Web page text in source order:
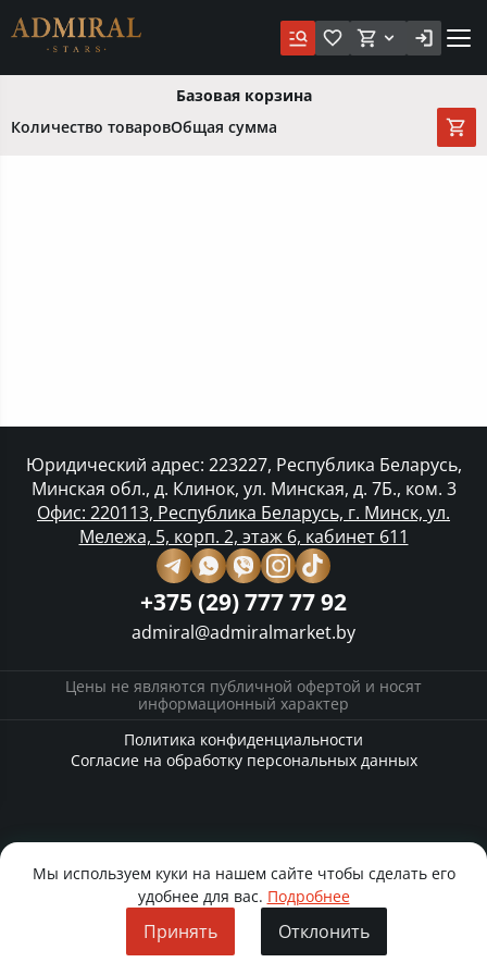
Базовая корзина
Количество товаровОбщая сумма
Юридический адрес: 223227, Республика Беларусь,
Минская обл., д. Клинок, ул. Минская, д. 7Б., ком. 3
Офис: 220113, Республика Беларусь, г. Минск, ул.
Мележа, 5, корп. 2, этаж 6, кабинет 611
+375 (29) 777 77 92
admiral@admiralmarket.by
Цены не являются публичной офертой и носят
информационный характер
Политика конфиденциальности
Согласие на обработку персональных данных
Мы используем куки на нашем сайте чтобы сделать его
удобнее для вас. Подробнее
Принять Отклонить